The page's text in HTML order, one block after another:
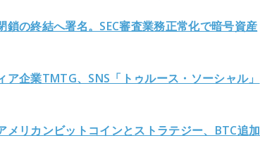
鎖の終結へ署名。SEC審査業務正常化で暗号資産
ア企業TMTG、SNS「トゥルース・ソーシャル」
メリカンビットコインとストラテジー、BTC追加